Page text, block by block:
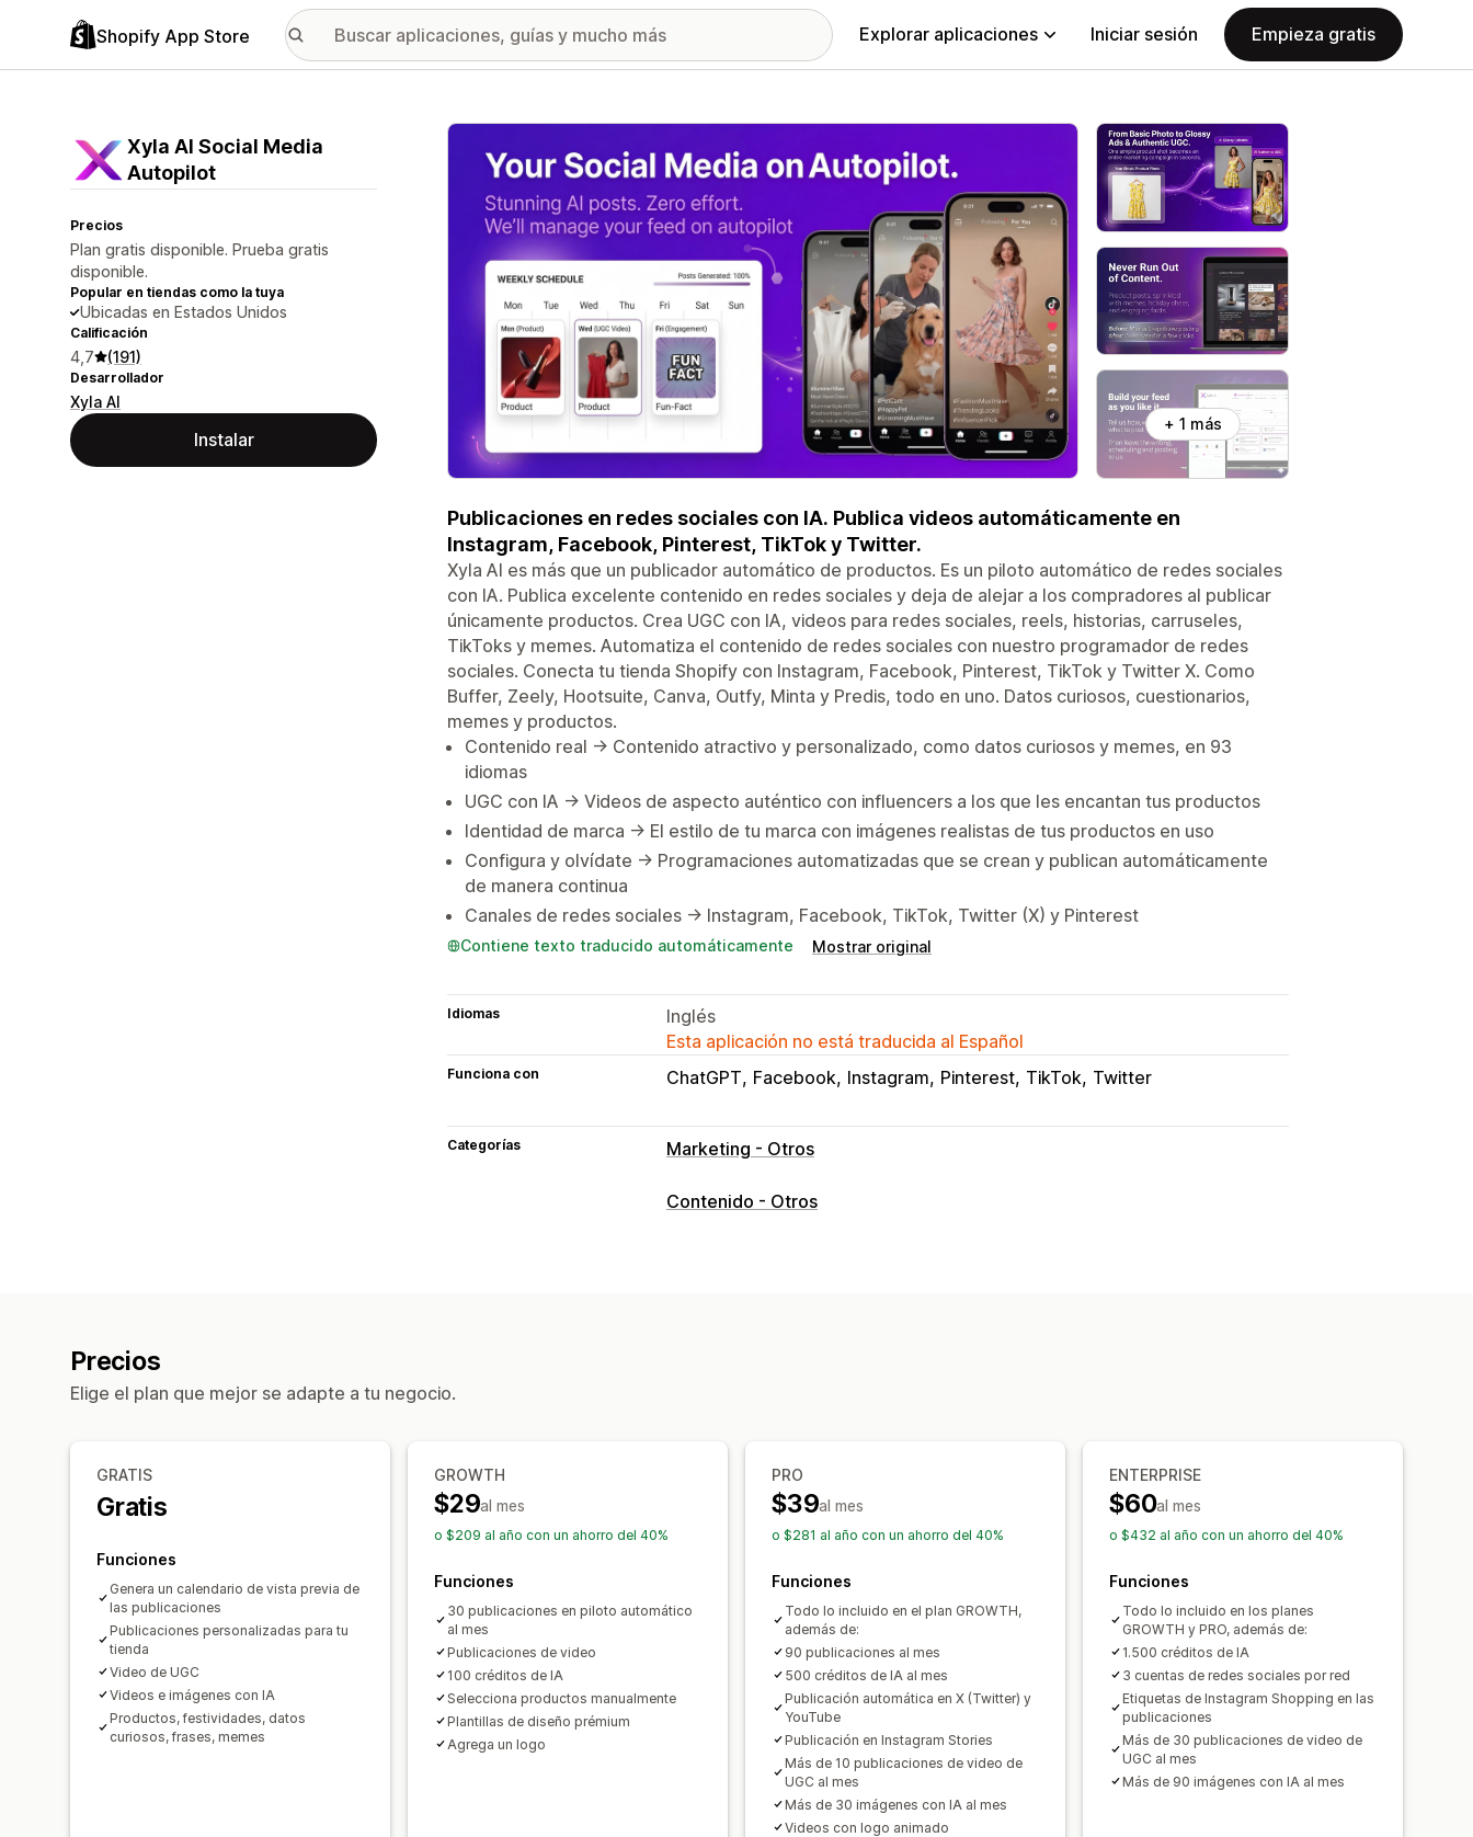
Shopify App Store Explorar aplicaciones Iniciar sesión Empieza gratis
Xyla AI Social Media
Autopilot
Precios
Plan gratis disponible. Prueba gratis
disponible.
Popular en tiendas como la tuya
Ubicadas en Estados Unidos
Calificación
4,7 (191)
Desarrollador
Xyla AI
Instalar
Galería de imágenes destacadas
+ 1 más
Publicaciones en redes sociales con IA. Publica videos automáticamente en
Instagram, Facebook, Pinterest, TikTok y Twitter.
Xyla AI es más que un publicador automático de productos. Es un piloto automático de redes sociales
con IA. Publica excelente contenido en redes sociales y deja de alejar a los compradores al publicar
únicamente productos. Crea UGC con IA, videos para redes sociales, reels, historias, carruseles,
TikToks y memes. Automatiza el contenido de redes sociales con nuestro programador de redes
sociales. Conecta tu tienda Shopify con Instagram, Facebook, Pinterest, TikTok y Twitter X. Como
Buffer, Zeely, Hootsuite, Canva, Outfy, Minta y Predis, todo en uno. Datos curiosos, cuestionarios,
memes y productos.
Contenido real -> Contenido atractivo y personalizado, como datos curiosos y memes, en 93
idiomas
UGC con IA -> Videos de aspecto auténtico con influencers a los que les encantan tus productos
Identidad de marca -> El estilo de tu marca con imágenes realistas de tus productos en uso
Configura y olvídate -> Programaciones automatizadas que se crean y publican automáticamente
de manera continua
Canales de redes sociales -> Instagram, Facebook, TikTok, Twitter (X) y Pinterest
Contiene texto traducido automáticamente Mostrar original
Idiomas
Inglés
Esta aplicación no está traducida al Español
Funciona con ChatGPT Facebook Instagram Pinterest TikTok Twitter
Categorías Marketing - Otros
Contenido - Otros
Precios
Elige el plan que mejor se adapte a tu negocio.
GRATIS
Gratis
Funciones
Genera un calendario de vista previa de
las publicaciones
Publicaciones personalizadas para tu
tienda
Video de UGC
Videos e imágenes con IA
Productos, festividades, datos
curiosos, frases, memes
GROWTH
$29al mes
o $209 al año con un ahorro del 40%
Funciones
30 publicaciones en piloto automático
al mes
Publicaciones de video
100 créditos de IA
Selecciona productos manualmente
Plantillas de diseño prémium
Agrega un logo
PRO
$39al mes
o $281 al año con un ahorro del 40%
Funciones
Todo lo incluido en el plan GROWTH,
además de:
90 publicaciones al mes
500 créditos de IA al mes
Publicación automática en X (Twitter) y
YouTube
Publicación en Instagram Stories
Más de 10 publicaciones de video de
UGC al mes
Más de 30 imágenes con IA al mes
Videos con logo animado
ENTERPRISE
$60al mes
o $432 al año con un ahorro del 40%
Funciones
Todo lo incluido en los planes
GROWTH y PRO, además de:
1.500 créditos de IA
3 cuentas de redes sociales por red
Etiquetas de Instagram Shopping en las
publicaciones
Más de 30 publicaciones de video de
UGC al mes
Más de 90 imágenes con IA al mes